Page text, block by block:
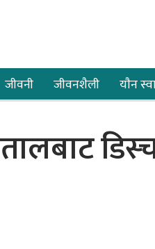
जीवनी जीवनशैली याैन